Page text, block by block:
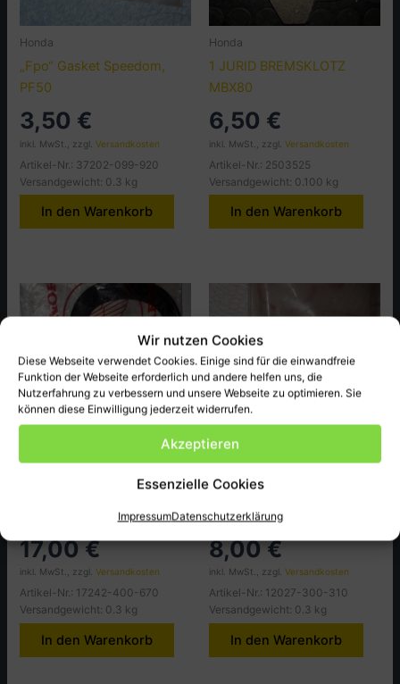
Wir nutzen Cookies
Diese Webseite verwendet Cookies. Einige sind für die einwandfreie
Funktion der Webseite erforderlich und andere helfen uns, die
Nutzerfahrung zu verbessern und unsere Webseite zu optimieren. Sie
können diese Einwilligung jederzeit widerrufen.
Akzeptieren
Essenzielle Cookies
ImpressumDatenschutzerklärung
Honda
„Fpo“ Gasket Speedom,
PF50
3,50 €
inkl. MwSt., zzgl.Versandkosten
Artikel-Nr.: 37202-099-920
Versandgewicht: 0.3 kg
In den Warenkorb
Honda
1 JURID BREMSKLOTZ
MBX80
6,50 €
inkl. MwSt., zzgl. Versandkosten
Artikel-Nr.: 2503525
Versandgewicht: 0.100 kg
In den Warenkorb
17,00€
inkl. MwSt., zzgl.Versandkosten
Artikel-Nr.: 17242-400-670
Versandgewicht: 0.3 kg
In den Warenkorb
passend bei CB750.K1 ect.
8,00€
inkl. MwSt., zzgl. Versandkosten
Artikel-Nr.: 12027-300-310
Versandgewicht: 0.3 kg
In den Warenkorb